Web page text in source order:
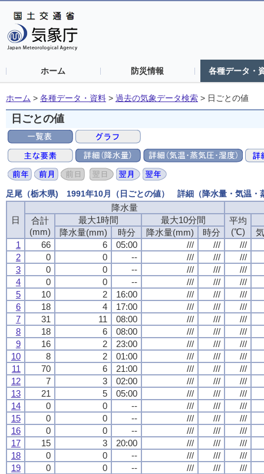
ホーム 防災情報 各種データ・
ホーム > 各種データ・資料 > 過去の気象データ検索 > 日ごとの値
日ごとの値
足尾（栃木県) 1991年10月（日ごとの値） 詳細（降水量・気温・
日
降水量
合計
(mm)
最大1時間 最大10分間
平均
(℃)
降水量(mm) 時分 降水量(mm) 時分
1
66 6 05:00 /// ///
///
2
0 0 -- /// ///
///
3
0 0 -- /// ///
///
4
0 0 -- /// ///
///
5
10 2 16:00 /// ///
///
6
18 4 17:00 /// ///
///
7
31 11 08:00 /// ///
///
8
18 6 08:00 /// ///
///
9
16 2 23:00 /// ///
///
10
8 2 01:00 /// ///
///
11
70 6 21:00 /// ///
///
12
7 3 02:00 /// ///
///
13
21 5 05:00 /// ///
///
14
0 0 -- /// ///
///
15
0 0 -- /// ///
///
16
0 0 -- /// ///
///
17
15 3 20:00 /// ///
///
18
0 0 -- /// ///
///
19
0 0 -- /// ///
///